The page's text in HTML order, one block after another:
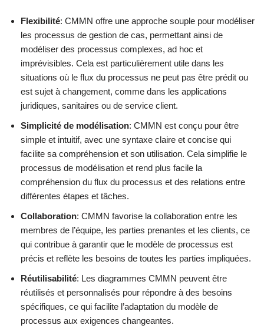
Flexibilité: CMMN offre une approche souple pour modéliser
les processus de gestion de cas, permettant ainsi de
modéliser des processus complexes, ad hoc et
imprévisibles. Cela est particulièrement utile dans les
situations où le flux du processus ne peut pas être prédit ou
est sujet à changement, comme dans les applications
juridiques, sanitaires ou de service client.
Simplicité de modélisation: CMMN est conçu pour être
simple et intuitif, avec une syntaxe claire et concise qui
facilite sa compréhension et son utilisation. Cela simplifie le
processus de modélisation et rend plus facile la
compréhension du flux du processus et des relations entre
différentes étapes et tâches.
Collaboration: CMMN favorise la collaboration entre les
membres de l’équipe, les parties prenantes et les clients, ce
qui contribue à garantir que le modèle de processus est
précis et reflète les besoins de toutes les parties impliquées.
Réutilisabilité: Les diagrammes CMMN peuvent être
réutilisés et personnalisés pour répondre à des besoins
spécifiques, ce qui facilite l’adaptation du modèle de
processus aux exigences changeantes.